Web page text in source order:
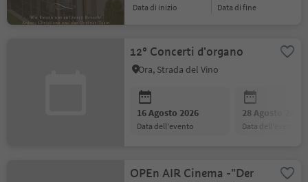
data di inizio data di fine
12° Concerti d'organo
Ora, Strada del Vino
16 Agosto 2026
data dell'evento
28 Agosto 2026
data dell'evento
OPEn AIR Cinema -"Der